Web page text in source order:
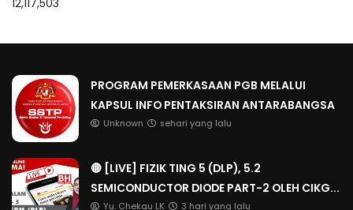
12,117,503
PROGRAM PEMERKASAAN PGB MELALUI
KAPSUL INFO PENTAKSIRAN ANTARABANGSA
Unknown sehari yang lalu
🔴 [LIVE] FIZIK TING 5 (DLP), 5.2
SEMICONDUCTOR DIODE PART-2 OLEH CIKG...
Yu. Chekgu LK 3 hari yang lalu